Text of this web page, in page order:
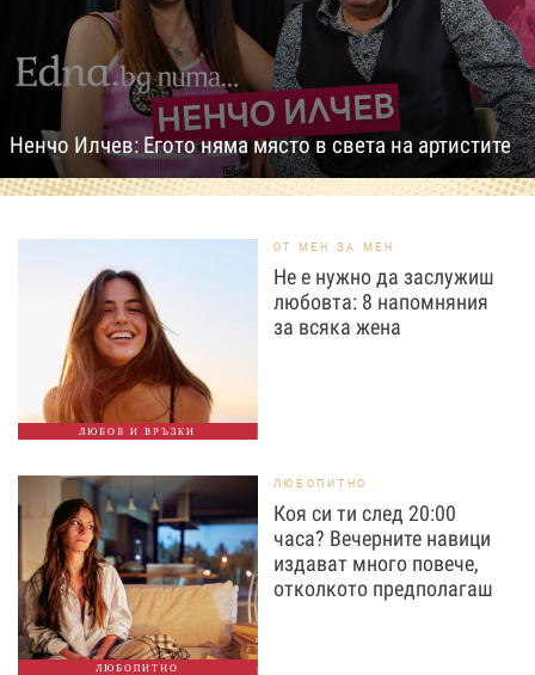
Ненчо Илчев: Егото няма място в света на артистите
ЛЮБОВ И ВРЪЗКИ
ОТ МЕН ЗА МЕН
Не е нужно да заслужиш
любовта: 8 напомняния
за всяка жена
ЛЮБОПИТНО
ЛЮБОПИТНО
Коя си ти след 20:00
часа? Вечерните навици
издават много повече,
отколкото предполагаш